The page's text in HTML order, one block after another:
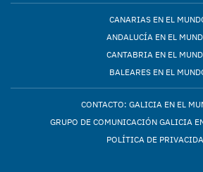
CANARIAS EN EL
ANDALUCÍA EN EL
CANTABRIA EN EL
BALEARES EN EL
CONTACTO: GALICIA EN EL
GRUPO DE COMUNICACIÓN GALICIA
POLÍTICA DE